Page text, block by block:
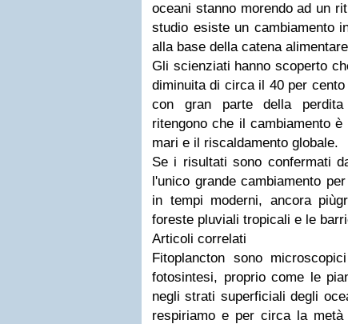
oceani stanno morendo ad un
studio esiste un cambiamento
alla base della catena
Gli scienziati hanno scoperto
diminuita di circa il 40 per
con gran parte della
ritengono che il cambiamento
mari e il riscaldamento globale.
Se i risultati sono confermati
l'unico grande cambiamento
in tempi moderni, ancora
foreste pluviali tropicali e le
Articoli correlati
Fitoplancton sono
fotosintesi, proprio come le
negli strati superficiali degli
respiriamo e per circa la